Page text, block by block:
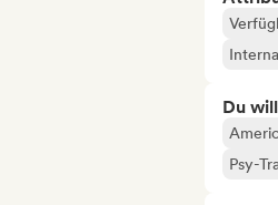
Du
Psy-